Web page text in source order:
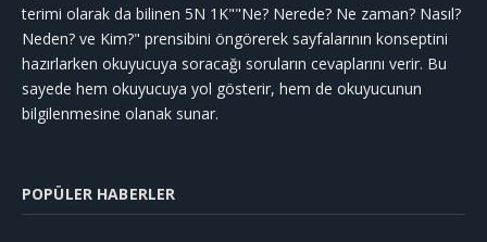
terimi olarak da bilinen 5N 1K""Ne? Nerede? Ne zaman? Nasıl?
Neden? ve Kim?" prensibini öngörerek sayfalarının konseptini
hazırlarken okuyucuya soracağı soruların cevaplarını verir. Bu
sayede hem okuyucuya yol gösterir, hem de okuyucunun
bilgilenmesine olanak sunar.
POPÜLER HABERLER